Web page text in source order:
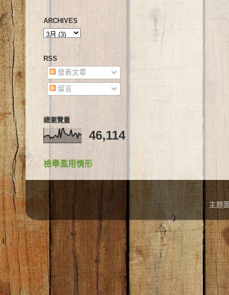
ARCHIVES
RSS
發表文章
留言
總瀏覽量
46,114
檢舉濫用情形
主題